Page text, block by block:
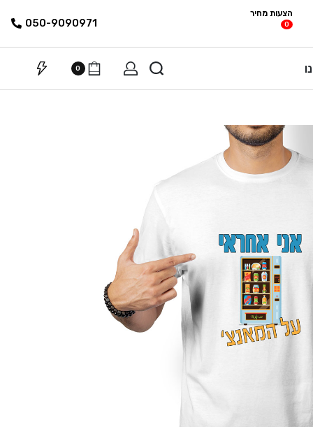
הצעות מחיר
0 פריטים 050-9090971
0